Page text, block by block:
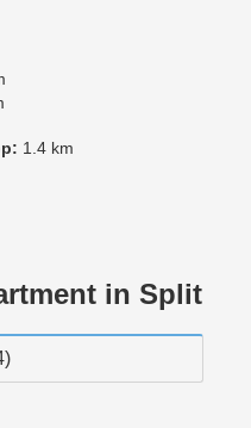
1.4 km
in Split